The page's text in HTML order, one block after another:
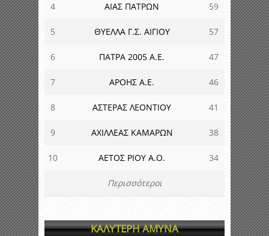
4 ΑΙΑΣ ΠΑΤΡΩΝ 59
5 ΘΥΕΛΛΑ Γ.Σ. ΑΙΓΙΟΥ 57
6 ΠΑΤΡΑ 2005 Α.Ε. 47
7 ΑΡΟΗΣ Α.Ε. 46
8 ΑΣΤΕΡΑΣ ΛΕΟΝΤΙΟΥ 41
9 ΑΧΙΛΛΕΑΣ ΚΑΜΑΡΩΝ 38
10 ΑΕΤΟΣ ΡΙΟΥ Α.Ο. 34
Περισσότεροι
ΚΑΛΥΤΕΡΗ ΑΜΥΝΑ